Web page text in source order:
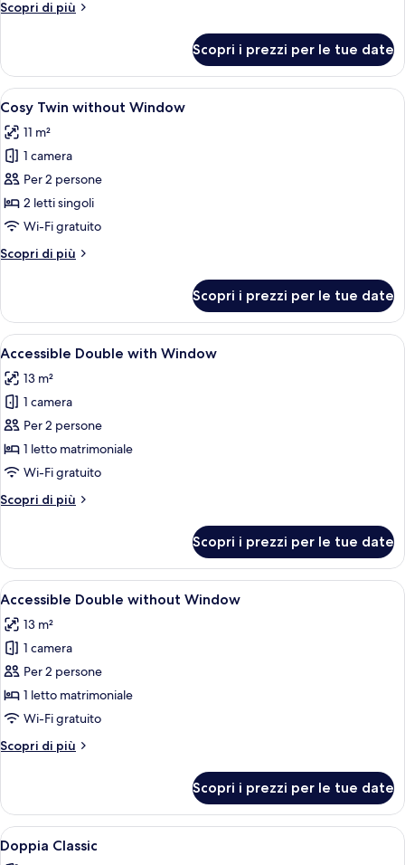
Window
Scopri di più
Altri
Twin
with
Window
Scopri i prezzi per le tue date
Apri
tutte
le
foto
per
Cosy
Twin
Window
Camera d'albergo con due letti,
7
Cosy Twin without Window
11 m²
1 camera
Per 2 persone
2 letti singoli
Wi-Fi gratuito
Scopri di più
Altri
Twin
without
Window
Scopri i prezzi per le tue date
Apri
tutte
le
foto
per
Accessible
Double
Window
Una camera d'albergo con un letto,
5
Accessible Double with Window
13 m²
1 camera
Per 2 persone
1 letto matrimoniale
Wi-Fi gratuito
Scopri di più
Altri
Double
with
Window
Scopri i prezzi per le tue date
Apri
tutte
le
foto
per
Accessible
Double
Window
Una camera d'albergo moderna con
6
Accessible Double without Window
13 m²
1 camera
Per 2 persone
1 letto matrimoniale
Wi-Fi gratuito
Scopri di più
Altri
Double
without
Window
Scopri i prezzi per le tue date
Apri
tutte
Una camera d'albergo con un letto,
10
Doppia Classic